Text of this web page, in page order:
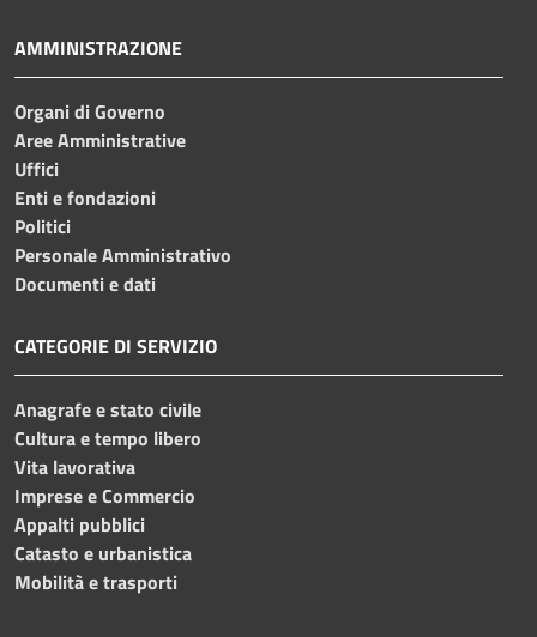
AMMINISTRAZIONE
Organi di Governo
Aree Amministrative
Uffici
Enti e fondazioni
Politici
Personale Amministrativo
Documenti e dati
CATEGORIE DI SERVIZIO
Anagrafe e stato civile
Cultura e tempo libero
Vita lavorativa
Imprese e Commercio
Appalti pubblici
Catasto e urbanistica
Mobilità e trasporti